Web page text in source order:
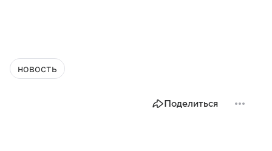
новость
Поделиться